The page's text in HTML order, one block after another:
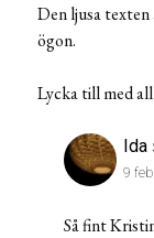
Den ljusa texten
ögon.
Lycka till med
Ida
9
Så fint